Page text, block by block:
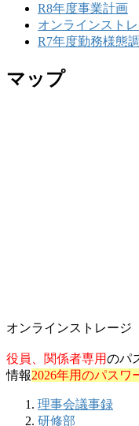
R8年度事業計画
オンラインスト
R7年度勤務様態
マップ
オンラインストレージ
役員、関係者専用のパ
情報2026年用のパスワ
理事会議事録
研修部